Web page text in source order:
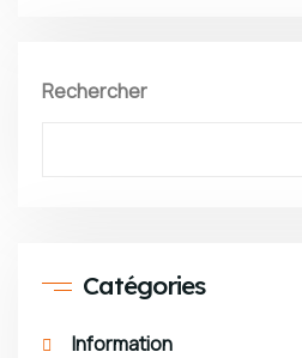
Rechercher
Catégories
Information